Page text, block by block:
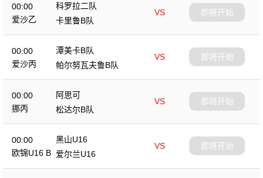
00:00
爱沙乙
科罗拉二队
VS
卡里鲁B队
即将开始
00:00
爱沙丙
潭美卡B队
VS
帕尔努瓦夫鲁B队
即将开始
00:00
挪丙
阿思可
VS
松达尔B队
即将开始
00:00
欧锦U16 B
黑山U16
VS
爱尔兰U16
即将开始